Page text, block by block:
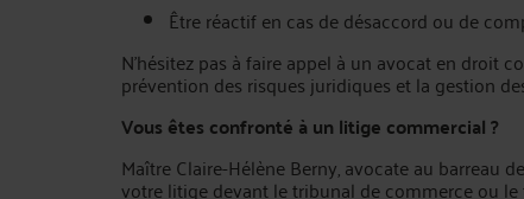
Être réactif en cas de désaccord ou de
N’hésitez pas à faire appel à un avocat en droit
prévention des risques juridiques et la gestion
Vous êtes confronté à un litige commercial ?
Maître Claire-Hélène Berny, avocate au barreau
votre litige devant le tribunal de commerce ou